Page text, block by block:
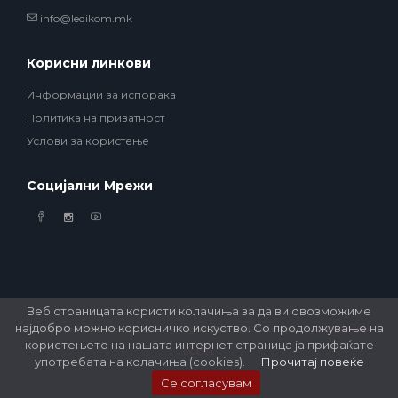
Веб страницата користи колачиња за да ви овозможиме
најдобро можно корисничко искуство. Со продолжување на
користењето на нашата интернет страница ја прифаќате
употребата на колачиња (cookies).
Прочитај повеќе
Се согласувам
info@ledikom.mk
Корисни линкови
Информации за испорака
Политика на приватност
Услови за користење
Социјални Мрежи
© 2026 Ledikom Mobile Store. All Rights Reserved. Developed byGSM Media
DOOEL